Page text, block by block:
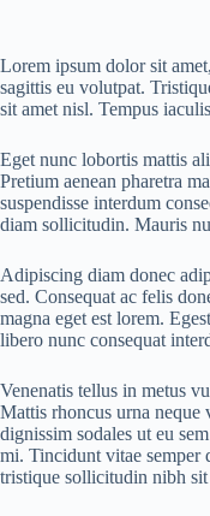
Lorem ipsum dolor sit
sagittis eu volutpat.
sit amet nisl. Tempus
Eget nunc lobortis mattis
Pretium aenean pharetra
suspendisse interdum
diam sollicitudin. Mauris
Adipiscing diam donec
sed. Consequat ac felis
magna eget est lorem.
libero nunc consequat
Venenatis tellus in metus
Mattis rhoncus urna neque
dignissim sodales ut eu
mi. Tincidunt vitae semper
tristique sollicitudin nibh